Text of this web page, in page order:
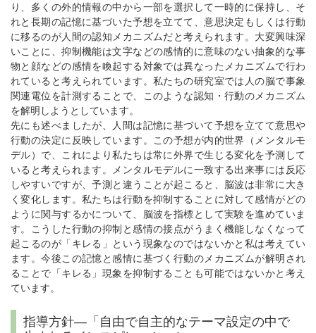
り、多くの外的情報の中から一部を選択して一時的に保持し、そ
れと長期の記憶に基づいた予想を立てて、意思決定もしくは行動
に移るのが人間の認知メカニズムだと考えられます。大変興味深
いことに、抑制機能は文字などの感情的に意味のない抽象的な事
物と顔などの感情を喚起する対象では異なったメカニズムで行わ
れていると考えられています。私たちの研究室では人の脳で事象
関連電位を計測することで、このような認知・行動のメカニズム
を解明しようとしています。
先にも述べましたが、人間は記憶に基づいて予想を立てて意思や
行動の決定に反映しています。この予想が内的世界（メンタルモ
デル）で、これにより私たちは常に外界で生じる変化を予測して
いると考えられます。メンタルモデルに一致する出来事には反応
しやすいですが、予測と違うことが起こると、脳波は非常に大き
く変化します。私たちは行動を抑制することに対して感情がどの
ように関与するかについて、脳波を指標として実験を進めていま
す。こうした行動の抑制と感情の接点がうまく機能しなくなって
起こるのが「キレる」という現象なのではないかと私は考えてい
ます。今後この記憶と感情に基づく行動のメカニズムが解明され
ることで「キレる」現象を抑制することも可能ではないかと考え
ています。
指導方針―「自由で自主的なテーマ設定の中で